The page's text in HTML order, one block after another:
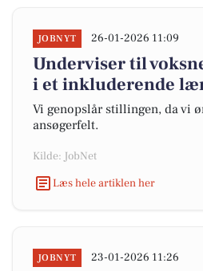
JOBNYT 26-01-2026 11:09
Underviser til
i et inkluderende
Vi genopslår stillingen, da vi
ansøgerfelt.
Kilde: JobNet
Læs hele artiklen her
JOBNYT 23-01-2026 11:26